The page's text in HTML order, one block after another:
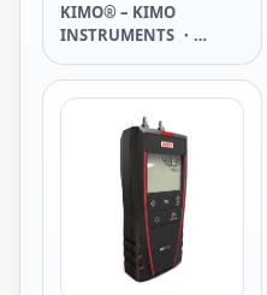
KIMO® – KIMO
INSTRUMENTS ・